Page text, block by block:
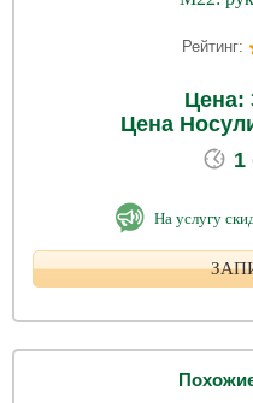
Рейтинг:
Цена:
Цена
1
На услугу